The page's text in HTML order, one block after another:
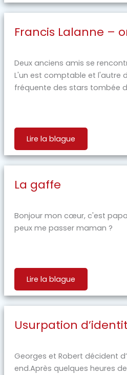
Francis Lalanne –
Deux anciens amis se
L'un est comptable et l'autre
fréquente des stars tombée
Lire la blague
La gaffe
Bonjour mon cœur, c'est
peux me passer maman ?
Lire la blague
Usurpation
Georges et Robert décident
end.Après quelques heures